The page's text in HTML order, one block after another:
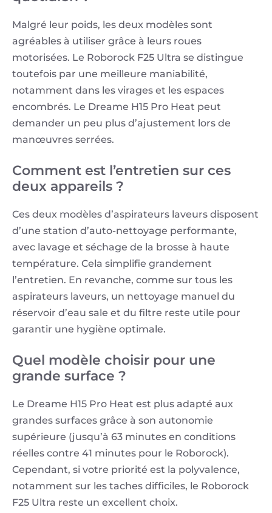
Malgré leur poids, les deux modèles sont
agréables à utiliser grâce à leurs roues
motorisées. Le Roborock F25 Ultra se distingue
toutefois par une meilleure maniabilité,
notamment dans les virages et les espaces
encombrés. Le Dreame H15 Pro Heat peut
demander un peu plus d’ajustement lors de
manœuvres serrées.
Comment est l’entretien sur ces
deux appareils ?
Ces deux modèles d’aspirateurs laveurs disposent
d’une station d’auto-nettoyage performante,
avec lavage et séchage de la brosse à haute
température. Cela simplifie grandement
l’entretien. En revanche, comme sur tous les
aspirateurs laveurs, un nettoyage manuel du
réservoir d’eau sale et du filtre reste utile pour
garantir une hygiène optimale.
Quel modèle choisir pour une
grande surface ?
Le Dreame H15 Pro Heat est plus adapté aux
grandes surfaces grâce à son autonomie
supérieure (jusqu’à 63 minutes en conditions
réelles contre 41 minutes pour le Roborock).
Cependant, si votre priorité est la polyvalence,
notamment sur les taches difficiles, le Roborock
F25 Ultra reste un excellent choix.